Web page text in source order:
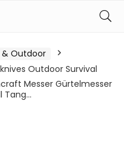
Outdoor
Outdoor Survival
Messer Gürtelmesser
Tang…